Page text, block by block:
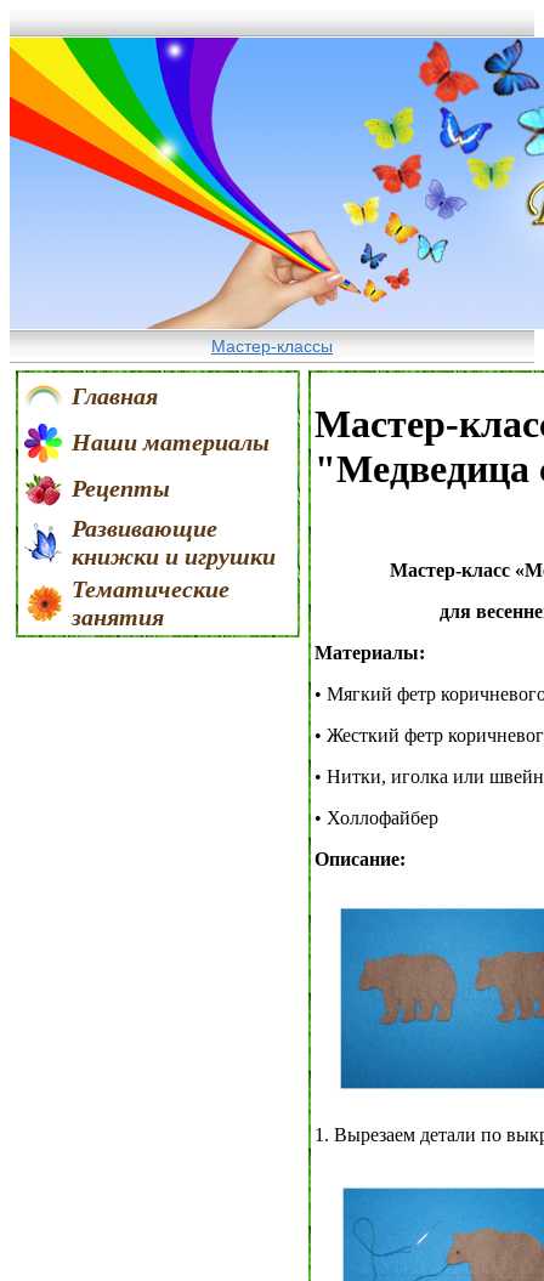
Мастер-классы
Главная
Наши материалы
Рецепты
Развивающие
книжки и игрушки
Тематические
занятия
Мастер-
"Медведица
Мастер-класс
для
Материалы:
• Мягкий фетр
• Жесткий фетр
• Нитки, иголка или
• Холлофайбер
Описание:
1. Вырезаем детали по